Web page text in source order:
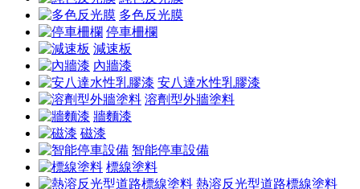
多色反光膜
停車柵欄
減速板
內牆漆
安八達水性乳膠漆
溶劑型外牆塗料
牆麵漆
磁漆
智能停車設備
標線塗料
熱溶反光型道路標線塗料